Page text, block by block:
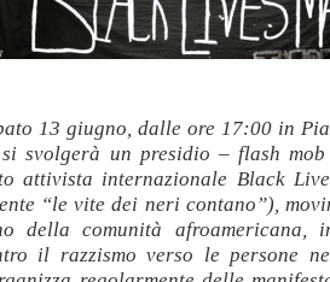
13 giugno, dalle ore 17:00 in
svolgerà un presidio – flash mob
attivista internazionale Black
“le vite dei neri contano”),
della comunità afroamericana,
il razzismo verso le persone